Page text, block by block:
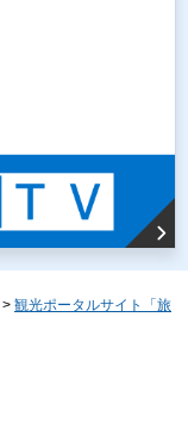
> 観光ポータルサイト「旅